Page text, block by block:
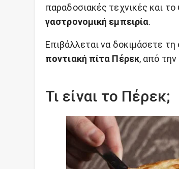
παραδοσιακές τεχνικές και
γαστρονομική εμπειρία.
Επιβάλλεται να δοκιμάσετε
ποντιακή πίτα Πέρεκ, από την
Τι είναι το Πέρεκ;